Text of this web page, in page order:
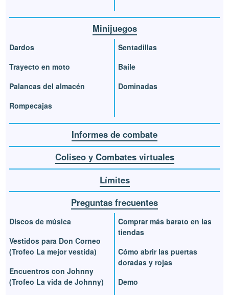
Minijuegos
Dardos
Trayecto en moto
Palancas del almacén
Rompecajas
Sentadillas
Baile
Dominadas
Informes de combate
Coliseo y Combates virtuales
Límites
Preguntas frecuentes
Discos de música
Vestidos para Don Corneo
(Trofeo La mejor vestida)
Encuentros con Johnny
(Trofeo La vida de Johnny)
Comprar más barato en las
tiendas
Cómo abrir las puertas
doradas y rojas
Demo